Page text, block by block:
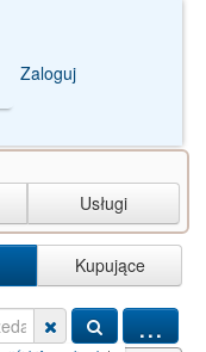
Zaloguj
Usługi
Kupujące
...